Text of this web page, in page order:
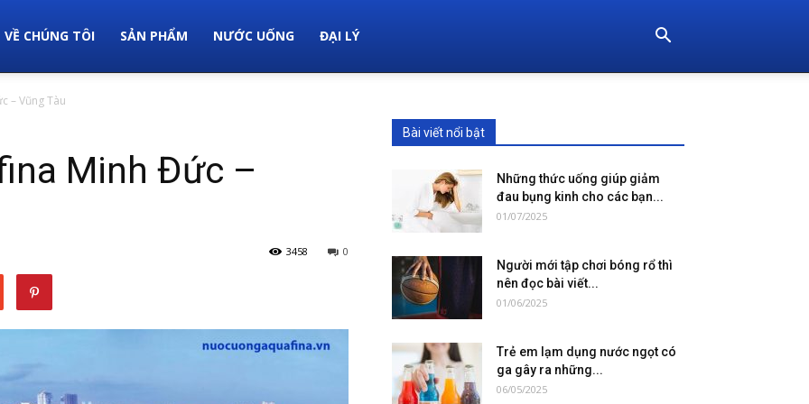
VỀ CHÚNG TÔI SẢN PHẨM NƯỚC UỐNG ĐẠI LÝ
– Vũng Tàu
Minh Đức –
0
3458
Bài viết nổi bật
Những thức uống giúp giảm
đau bụng kinh cho các bạn...
01/07/2025
Người mới tập chơi bóng rổ thì
nên đọc bài viết...
01/06/2025
Trẻ em lạm dụng nước ngọt có
ga gây ra những...
06/05/2025